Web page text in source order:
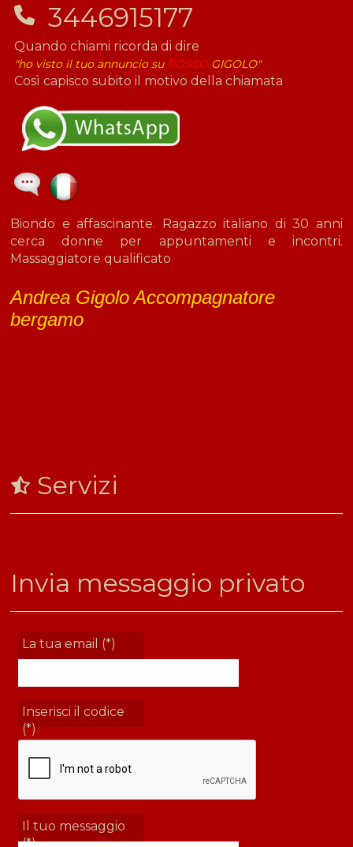
3446915177
Quando chiami ricorda di dire
"ho visto il tuo annuncio su ROSSO GIGOLO"
Così capisco subito il motivo della chiamata
Biondo e affascinante. Ragazzo italiano di 30 anni
cerca donne per appuntamenti e incontri.
Massaggiatore qualificato
Andrea Gigolo Accompagnatore
bergamo
Servizi
Invia messaggio privato
La tua email (*)
Inserisci il codice
(*)
Il tuo messaggio
(*)